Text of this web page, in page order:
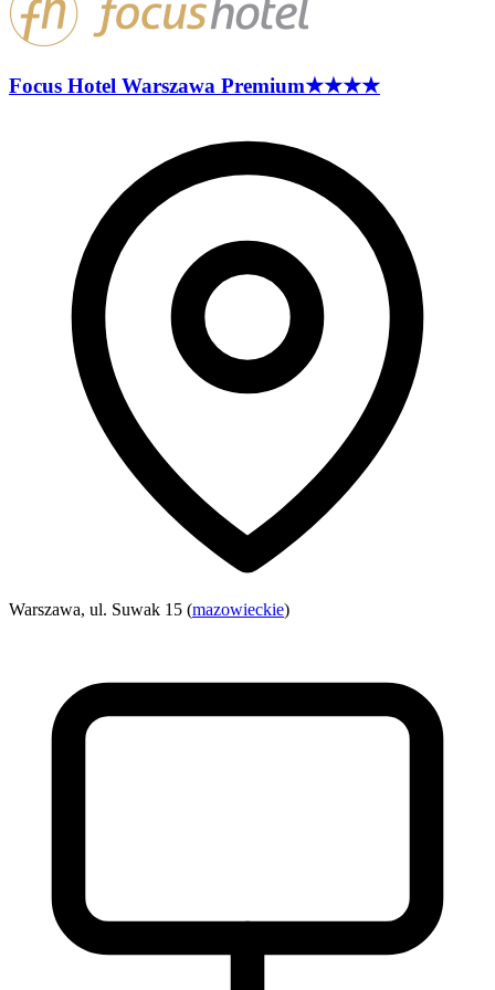
Focus Hotel Warszawa Premium★★★★
Warszawa, ul. Suwak 15 (mazowieckie)